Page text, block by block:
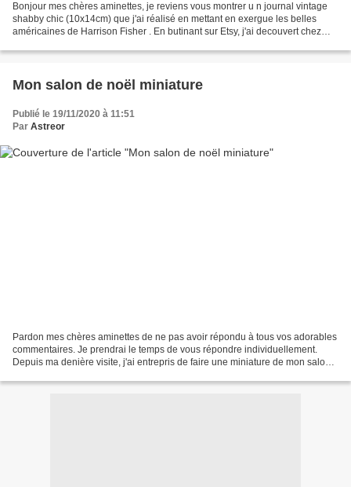
Bonjour mes chères aminettes, je reviens vous montrer u n journal vintage
shabby chic (10x14cm) que j'ai réalisé en mettant en exergue les belles
américaines de Harrison Fisher . En butinant sur Etsy, j'ai decouvert chez
Mon salon de noël miniature
Publié le 19/11/2020 à 11:51
Par Astreor
Pardon mes chères aminettes de ne pas avoir répondu à tous vos adorables
commentaires. Je prendrai le temps de vous répondre individuellement.
Depuis ma denière visite, j'ai entrepris de faire une miniature de mon salon